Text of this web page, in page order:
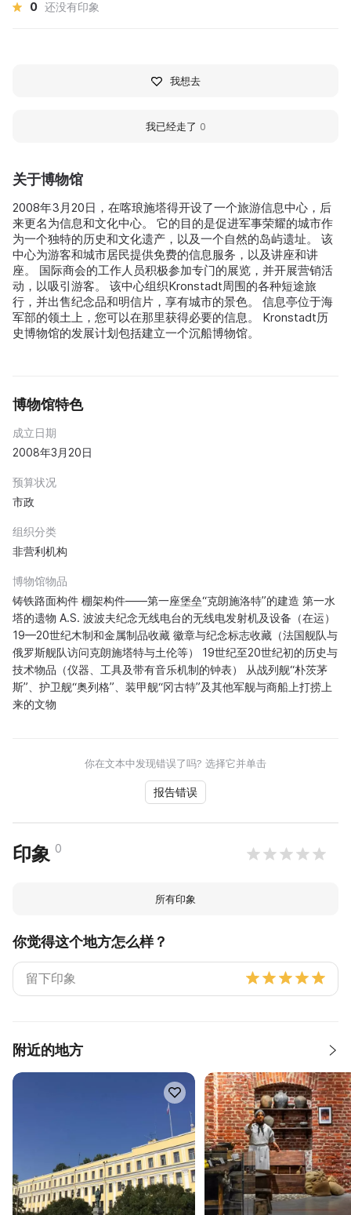
关于博物馆
2008年3月20日，在喀琅施塔得开设了一个旅游信息中心，后
来更名为信息和文化中心。 它的目的是促进军事荣耀的城市作
为一个独特的历史和文化遗产，以及一个自然的岛屿遗址。 该
中心为游客和城市居民提供免费的信息服务，以及讲座和讲
座。 国际商会的工作人员积极参加专门的展览，并开展营销活
动，以吸引游客。 该中心组织Kronstadt周围的各种短途旅
行，并出售纪念品和明信片，享有城市的景色。 信息亭位于海
军部的领土上，您可以在那里获得必要的信息。 Kronstadt历
史博物馆的发展计划包括建立一个沉船博物馆。
博物馆特色
成立日期
2008年3月20日
预算状况
市政
组织分类
非营利机构
博物馆物品
铸铁路面构件 棚架构件——第一座堡垒“克朗施洛特”的建造 第一水
塔的遗物 A.S. 波波夫纪念无线电台的无线电发射机及设备（在运）
19—20世纪木制和金属制品收藏 徽章与纪念标志收藏（法国舰队与
俄罗斯舰队访问克朗施塔特与土伦等） 19世纪至20世纪初的历史与
技术物品（仪器、工具及带有音乐机制的钟表） 从战列舰“朴茨茅
斯”、护卫舰“奥列格”、装甲舰“冈古特”及其他军舰与商船上打捞上
来的文物
你在文本中发现错误了吗? 选择它并单击
报告错误
印象 0
所有印象
你觉得这个地方怎么样？
附近的地方
0 还没有印象
我想去
我已经走了 0